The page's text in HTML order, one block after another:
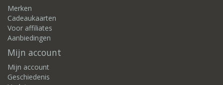
Merken
Cadeaukaarten
Voor affiliates
Aanbiedingen
Mijn account
Mijn account
Geschiedenis